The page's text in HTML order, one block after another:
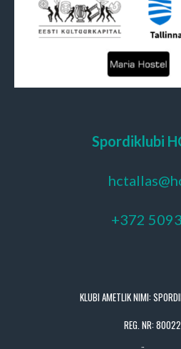
Spordiklubi
+372
KLUBI AMETLIK NIMI:
REG. NR: